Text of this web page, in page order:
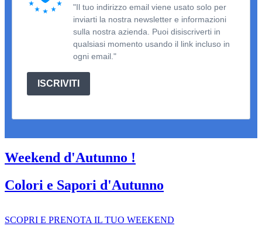
"Il tuo indirizzo email viene usato solo per
inviarti la nostra newsletter e informazioni
sulla nostra azienda. Puoi disiscriverti in
qualsiasi momento usando il link incluso in
ogni email."
ISCRIVITI
Weekend d'Autunno !
Colori e Sapori d'Autunno
SCOPRI E PRENOTA IL TUO WEEKEND